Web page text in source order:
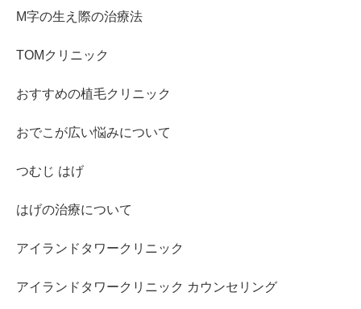
M字の生え際の治療法
TOMクリニック
おすすめの植毛クリニック
おでこが広い悩みについて
つむじ はげ
はげの治療について
アイランドタワークリニック
アイランドタワークリニック カウンセリング